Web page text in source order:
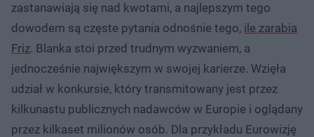
zastanawiają się nad kwotami, a najlepszym tego
dowodem są częste pytania odnośnie tego, ile zarabia
Friz. Blanka stoi przed trudnym wyzwaniem, a
jednocześnie największym w swojej karierze. Wzięła
udział w konkursie, który transmitowany jest przez
kilkunastu publicznych nadawców w Europie i oglądany
przez kilkaset milionów osób. Dla przykładu Eurowizję